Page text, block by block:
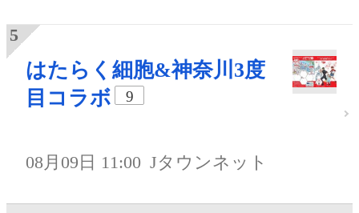
はたらく細胞&神奈川3度
目コラボ
9
08月09日 11:00 Jタウンネット